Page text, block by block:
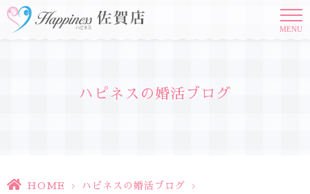
MENU
ハピネスの婚活ブログ
HOME > ハピネスの婚活ブログ
>